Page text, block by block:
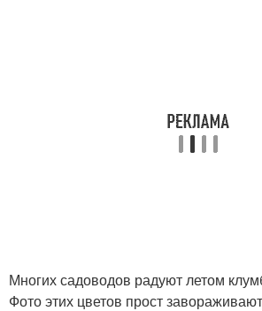
Многих садоводов радуют летом
Фото этих цветов прост